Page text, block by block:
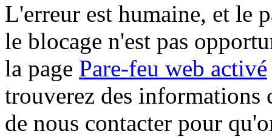
L'erreur est humaine, et le
le blocage n'est pas
la page Pare-feu web activé
trouverez des informations
de nous contacter pour